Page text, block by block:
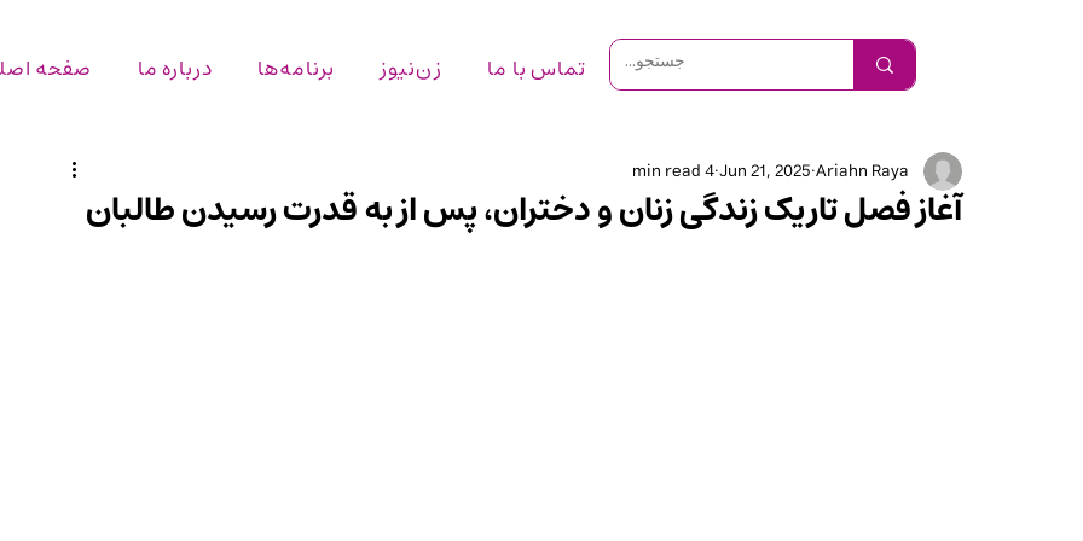
صفحه درباره ما برنامه‌ها زن‌نیوز تماس با ما
آغاز فصل تاریک زندگی زنان و دختران، پس از به قدرت رسیدن طالبان
Ariahn Raya
Jun 21, 2025
4 min read